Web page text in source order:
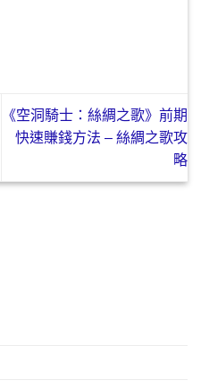
《空洞騎士：絲綢之歌》前期
快速賺錢方法 – 絲綢之歌攻
略